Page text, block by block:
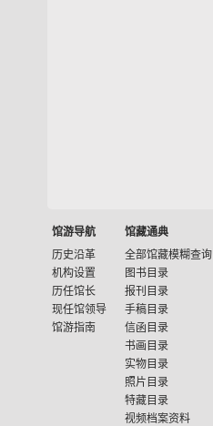
馆游导航
历史沿革
机构设置
历任馆长
现任馆领导
馆游指南
馆藏通典
全部馆藏模糊查询
图书目录
报刊目录
手稿目录
信函目录
书画目录
实物目录
照片目录
特藏目录
视频档案资料